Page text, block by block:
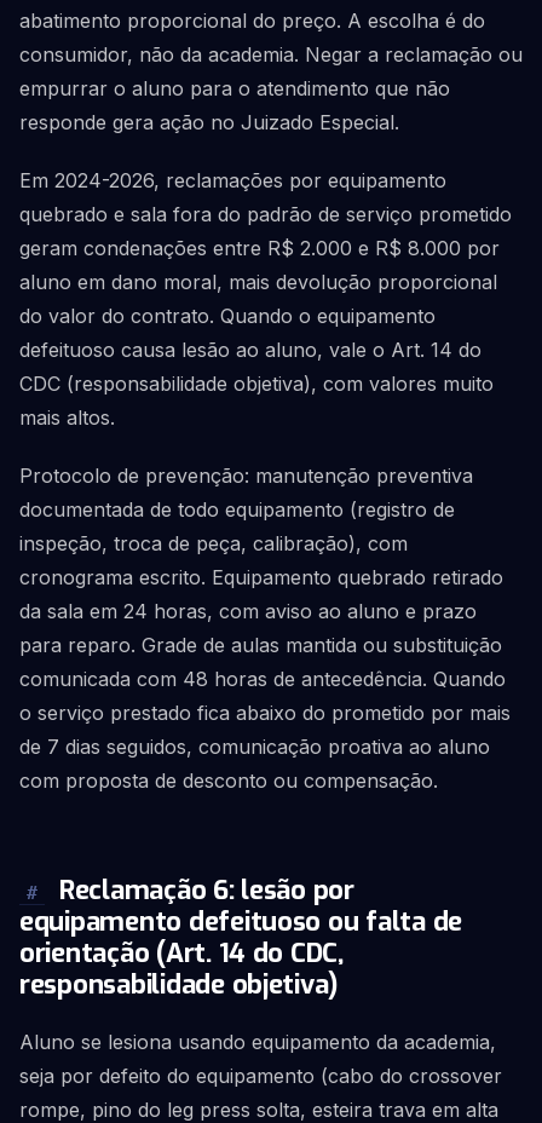
abatimento proporcional do preço. A escolha é do
consumidor, não da academia. Negar a reclamação ou
empurrar o aluno para o atendimento que não
responde gera ação no Juizado Especial.
Em 2024-2026, reclamações por equipamento
quebrado e sala fora do padrão de serviço prometido
geram condenações entre R$ 2.000 e R$ 8.000 por
aluno em dano moral, mais devolução proporcional
do valor do contrato. Quando o equipamento
defeituoso causa lesão ao aluno, vale o Art. 14 do
CDC (responsabilidade objetiva), com valores muito
mais altos.
Protocolo de prevenção: manutenção preventiva
documentada de todo equipamento (registro de
inspeção, troca de peça, calibração), com
cronograma escrito. Equipamento quebrado retirado
da sala em 24 horas, com aviso ao aluno e prazo
para reparo. Grade de aulas mantida ou substituição
comunicada com 48 horas de antecedência. Quando
o serviço prestado fica abaixo do prometido por mais
de 7 dias seguidos, comunicação proativa ao aluno
com proposta de desconto ou compensação.
#
Reclamação 6: lesão por
equipamento defeituoso ou falta de
orientação (Art. 14 do CDC,
responsabilidade objetiva)
Aluno se lesiona usando equipamento da academia,
seja por defeito do equipamento (cabo do crossover
rompe, pino do leg press solta, esteira trava em alta